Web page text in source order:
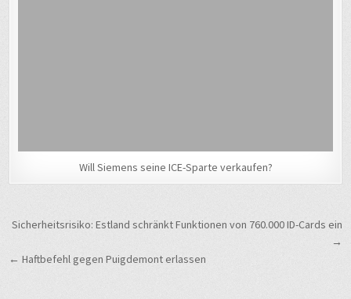
Will Siemens seine ICE-Sparte verkaufen?
Beitragsnavigation
Sicherheitsrisiko: Estland schränkt Funktionen von 760.000 ID-Cards ein
→
← Haftbefehl gegen Puigdemont erlassen